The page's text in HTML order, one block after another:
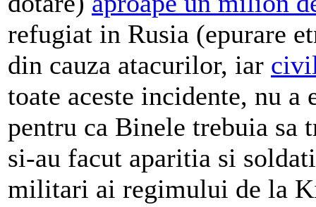
refugiat in Rusia (epurare
din cauza atacurilor, iar
toate aceste incidente, nu
pentru ca Binele trebuia
si-au facut aparitia si
militari ai regimului de la